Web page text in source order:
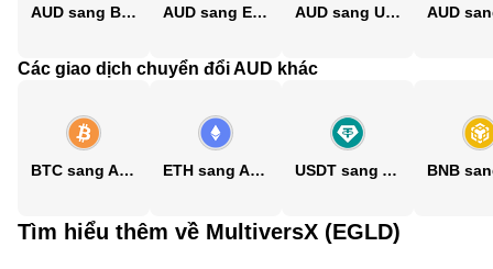
AUD sang BTC AUD sang ETH AUD sang USDT
Các giao dịch chuyển đổi AUD khác
BTC sang AUD ETH sang AUD USDT sang AUD
Tìm hiểu thêm về MultiversX (EGLD)